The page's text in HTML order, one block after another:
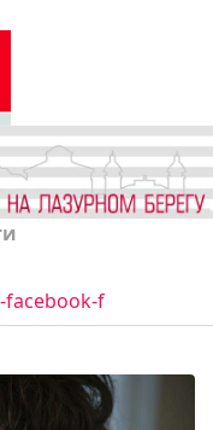
facebook-f